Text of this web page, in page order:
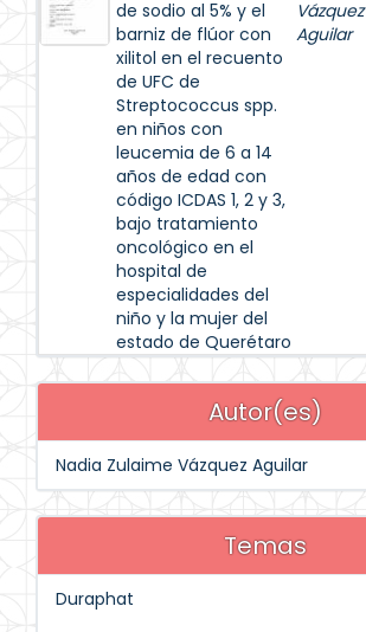
de sodio al 5% y el
barniz de flúor con
xilitol en el recuento
de UFC de
Streptococcus spp.
en niños con
leucemia de 6 a 14
años de edad con
código ICDAS 1, 2 y 3,
bajo tratamiento
oncológico en el
hospital de
especialidades del
niño y la mujer del
estado de Querétaro
Vázquez
Aguilar
Autor(es)
Nadia Zulaime Vázquez Aguilar
Temas
Duraphat